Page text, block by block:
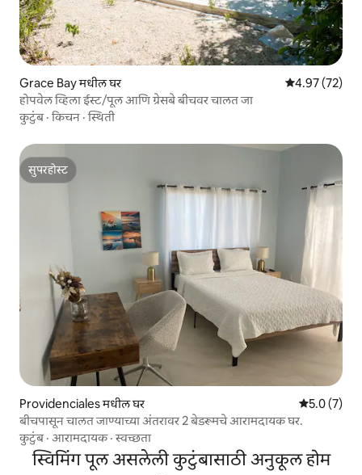
Grace Bay मधील घर 5 पैकी 4.97
4.97 (72)
होपवेल व्हिला ईस्ट/पूल आणि ग्रेसबे बीचवर चालत जा
कुटुंब·किचन ·स्थिती
सुपरहोस्ट
सुपरहोस्ट
Providenciales मधील घर 5 पैकी 5.0
5.0 (7)
बीचपासून चालत जाण्याच्या अंतरावर 2 बेडरूमचे आरामदायक घर.
कुटुंब· आरामदायक·स्वच्छता
स्विमिंग पूल असलेली कुटुंबासाठी अनुकूल होम